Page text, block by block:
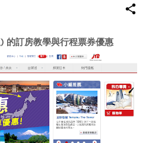
的訂房教學與行程票券優惠